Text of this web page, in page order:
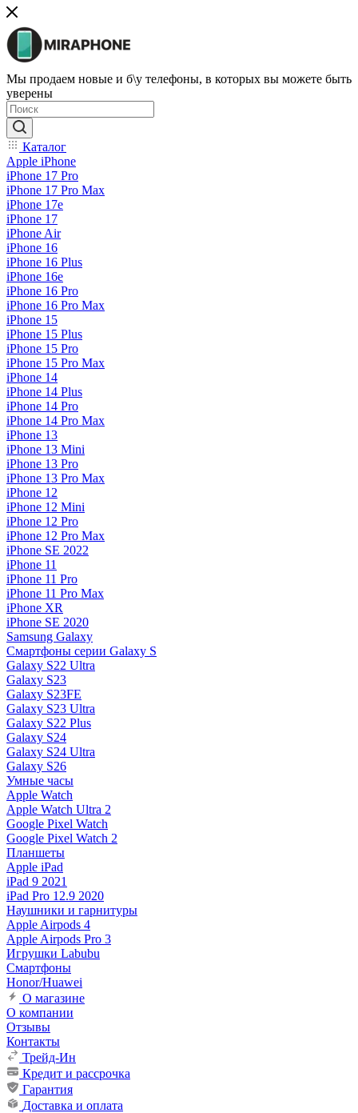
Мы продаем новые и б\у телефоны, в которых вы можете быть
уверены
Каталог
Apple iPhone
iPhone 17 Pro
iPhone 17 Pro Max
iPhone 17e
iPhone 17
iPhone Air
iPhone 16
iPhone 16 Plus
iPhone 16e
iPhone 16 Pro
iPhone 16 Pro Max
iPhone 15
iPhone 15 Plus
iPhone 15 Pro
iPhone 15 Pro Max
iPhone 14
iPhone 14 Plus
iPhone 14 Pro
iPhone 14 Pro Max
iPhone 13
iPhone 13 Mini
iPhone 13 Pro
iPhone 13 Pro Max
iPhone 12
iPhone 12 Mini
iPhone 12 Pro
iPhone 12 Pro Max
iPhone SE 2022
iPhone 11
iPhone 11 Pro
iPhone 11 Pro Max
iPhone XR
iPhone SE 2020
Samsung Galaxy
Смартфоны серии Galaxy S
Galaxy S22 Ultra
Galaxy S23
Galaxy S23FE
Galaxy S23 Ultra
Galaxy S22 Plus
Galaxy S24
Galaxy S24 Ultra
Galaxy S26
Умные часы
Apple Watch
Apple Watch Ultra 2
Google Pixel Watch
Google Pixel Watch 2
Планшеты
Apple iPad
iPad 9 2021
iPad Pro 12.9 2020
Наушники и гарнитуры
Apple Airpods 4
Apple Airpods Pro 3
Игрушки Labubu
Смартфоны
Honor/Huawei
О магазине
О компании
Отзывы
Контакты
Трейд-Ин
Кредит и рассрочка
Гарантия
Доставка и оплата